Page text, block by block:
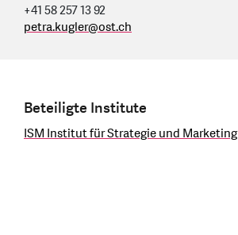
+41 58 257 13 92
petra.kugler@ost.ch
Beteiligte Institute
ISM Institut für Strategie und Marketing